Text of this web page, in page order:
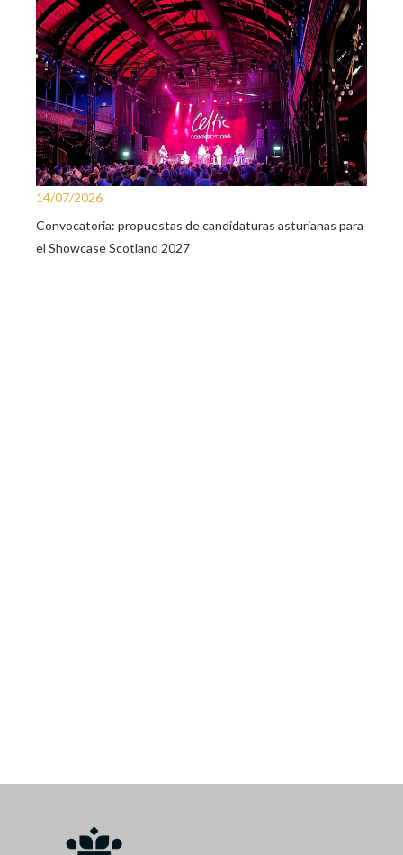
14/07/2026
Convocatoria: propuestas de candidaturas asturianas para
el Showcase Scotland 2027